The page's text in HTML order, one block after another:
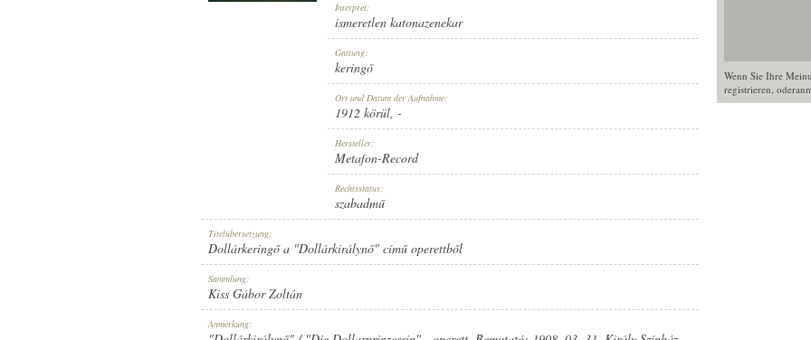
Wenn Sie Ihre
registrieren, oder
1912 KÖRÜL
METAFON-RECORD
2041
Interpret:
ismeretlen katonazenekar
Gattung:
keringő
Ort und Datum der Aufnahme:
1912 körül, -
Hersteller:
Metafon-Record
Rechtsstatus:
szabadmű
Titelübersetzung:
Dollárkeringő a "Dollárkirálynő" című operettből
Sammlung:
Kiss Gábor Zoltán
Anmerkung: